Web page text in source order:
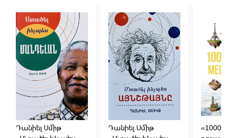
Դանիել Սմիթ
Դանիել Սմիթ
«1000